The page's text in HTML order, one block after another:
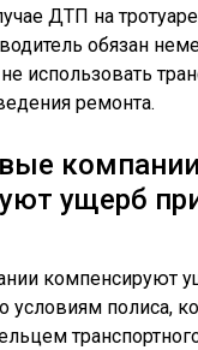
ДТП на
обязан
использовать
ремонта.
компании
ущерб
компенсируют
условиям полиса,